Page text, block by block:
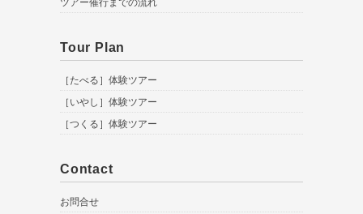
Tour Plan
［たべる］体験ツアー
［いやし］体験ツアー
［つくる］体験ツアー
Contact
お問合せ